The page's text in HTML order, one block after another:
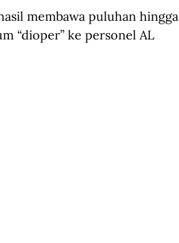
membawa puluhan hingga
“dioper” ke personel AL